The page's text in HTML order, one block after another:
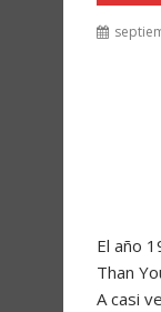
El año
Than
A casi